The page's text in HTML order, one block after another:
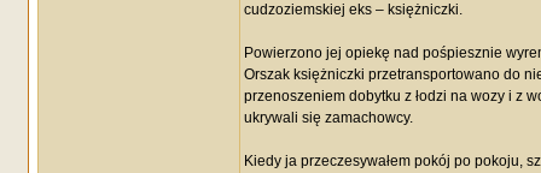
cudzoziemskiej eks – księżniczki.
Powierzono jej opiekę nad pośpiesznie
Orszak księżniczki przetransportowano do
przenoszeniem dobytku z łodzi na wozy i z
ukrywali się zamachowcy.
Kiedy ja przeczesywałem pokój po pokoju,